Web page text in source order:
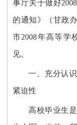
事厅关于做好
的通知》（甘政
市2008年高等学
见。
一、充分认
紧迫性
高校毕业生